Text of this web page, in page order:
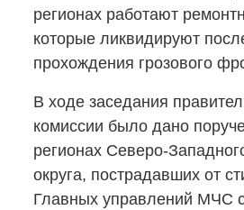
регионах работают
которые ликвидируют
прохождения грозового
В ходе заседания
комиссии было дано
регионах Северо-
округа, пострадавших от
Главных управлений МЧС